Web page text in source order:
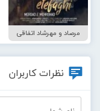
مرصاد و مهرشاد اتفاقی
نظرات کاربران